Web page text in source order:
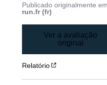
Publicado originalmente
run.fr (fr)
Ver a avaliação
original
Relatório